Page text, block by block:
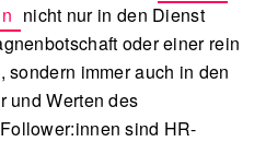
nicht nur in den Dienst
oder einer rein
immer auch in den
und Werten des
sind HR-